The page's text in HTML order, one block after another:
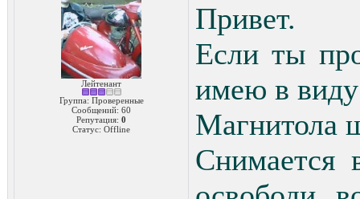
Лейтенант
Группа: Проверенные
Сообщений: 60
Репутация: 0
Статус: Offline
Привет.
Если ты
имею в
Магнитола
Снимается